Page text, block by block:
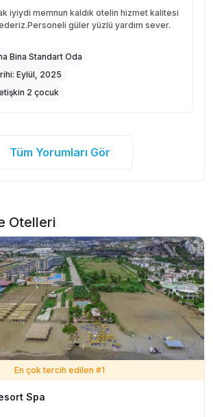
iyiydi memnun kaldık otelin hizmet kalitesi
güler yüzlü yardım sever.
Bina Standart Oda
Eylül, 2025
2 çocuk
Tüm Yorumları Gör
Otelleri
En çok tercih edilen #1
Spa